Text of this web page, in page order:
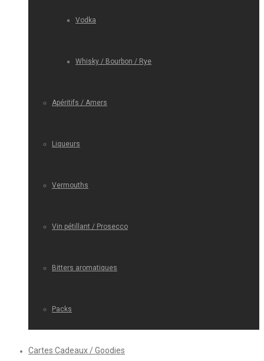
Vodka
Whisky / Bourbon / Rye
Apéritifs / Amers
Liqueurs
Vermouths
Vin pétillant / Prosecco
Bitters aromatiques
Packs
Cartes Cadeaux / Goodies